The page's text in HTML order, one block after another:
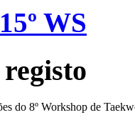
WS
do 8º Workshop de